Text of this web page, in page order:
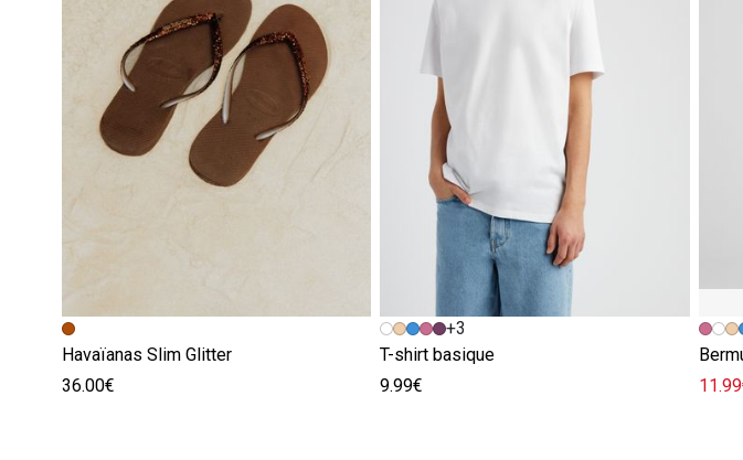
Havaïanas Slim Glitter
36.00€
+3
T-shirt basique
9.99€